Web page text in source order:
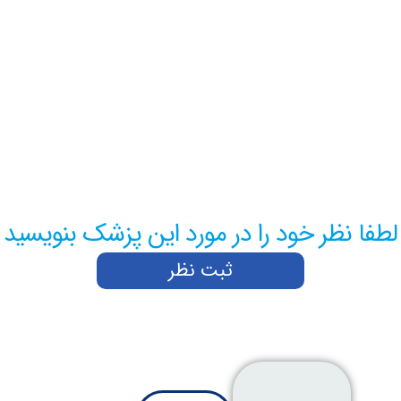
خود را در مورد این پزشک بنویسید
ثبت نظر